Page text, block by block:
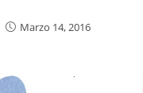
Marzo 14, 2016